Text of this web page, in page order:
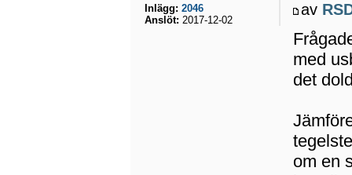
av
med
det
om en
Inlägg: 2046
Anslöt: 2017-12-02